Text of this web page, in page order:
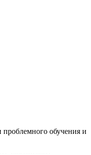
проблемного обучения и